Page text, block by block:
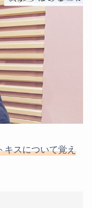
キスについて覚え